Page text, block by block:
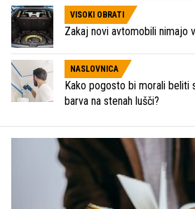
VISOKI OBRATI
Zakaj novi avtomobili nimajo
NASLOVNICA
Kako pogosto bi morali beliti
barva na stenah lušči?